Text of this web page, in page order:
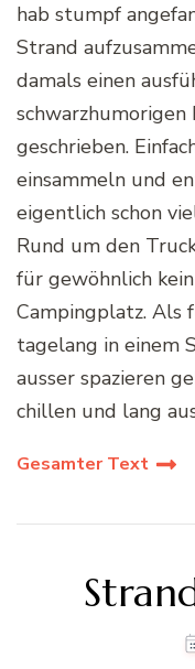
hab stumpf
Strand
damals einen
geschrieben.
einsammeln und
eigentlich schon
Rund um den
für gewöhnlich
Campingplatz. Als
tagelang in einem
ausser spazieren
chillen und lang
Gesamter Text